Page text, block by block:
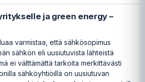
ja green energy –
varmistaa, että sähkösopimus
sähkön eli uusiutuvista lähteistä
ei välttämättä tarkoita merkittävästi
sähköyhtiöillä on uusiutuvan